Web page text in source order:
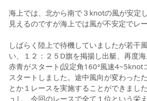
海上では、北から南で３knotの風が安定
見えるのですが海上では風が不安定でレ
しばらく陸上で待機していましたが若干
い、１２：２５D旗を掲揚し出艇、再度
赤青がスタート(設定角160°風速4~5knot
スタートしました。途中風向が変わった
とか１レースを実施することができまし
ュし、今回のレースで全て１位という栄